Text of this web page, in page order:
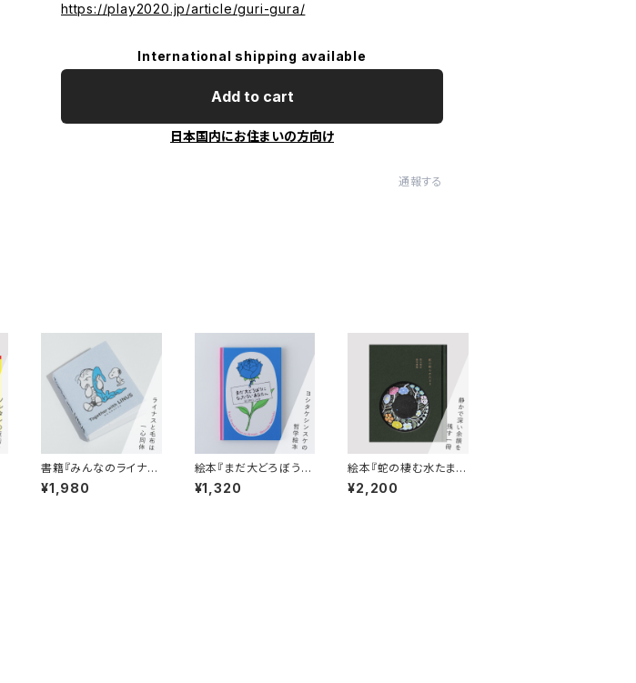
https://play2020.jp/article/guri-gura/
International shipping available
Add to cart
日本国内にお住まいの方向け
通報する
書籍『みんなのライナ
ス Together with LI
NUS』（スヌーピーミュ
¥1,980
絵本『まだ大どろぼうに
なっていないあなたへ』
ヨシタケシンスケ
¥1,320
絵本『蛇の棲む水たま
り』文：梨木香歩 器：鹿
児島睦
¥2,200